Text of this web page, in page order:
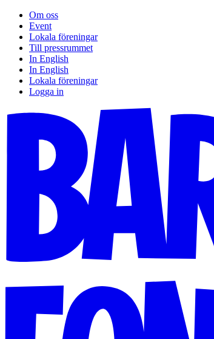
Om oss
Event
Lokala föreningar
Till pressrummet
In English
In English
Lokala föreningar
Logga in